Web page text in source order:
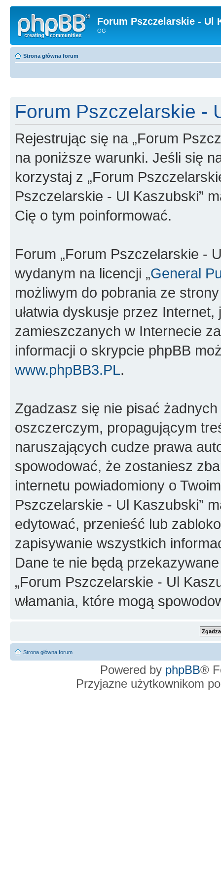
Forum Pszczelarskie - Ul
GG
Strona główna forum
Forum Pszczelarskie -
Rejestrując się na „Forum
na poniższe warunki. Jeśli się
korzystaj z „Forum
Pszczelarskie - Ul Kaszubski”
Cię o tym poinformować.
Forum „Forum Pszczelarskie -
wydanym na licencji „General
możliwym do pobrania ze
ułatwia dyskusje przez
zamieszczanych w Internecie
informacji o skrypcie phpBB
www.phpBB3.PL.
Zgadzasz się nie pisać
oszczerczym, propagującym
naruszających cudze prawa
spowodować, że zostaniesz
internetu powiadomiony o
Pszczelarskie - Ul Kaszubski”
edytować, przenieść lub
zapisywanie wszystkich
Dane te nie będą
„Forum Pszczelarskie - Ul
włamania, które mogą
Strona główna forum
Powered by phpBB®
Przyjazne użytkownikom